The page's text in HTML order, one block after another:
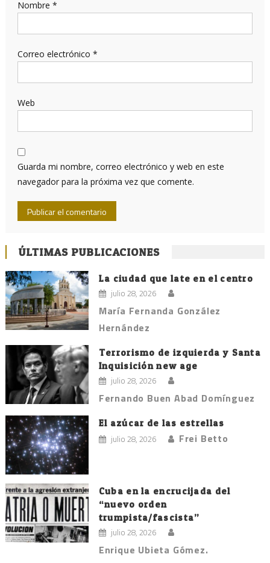
Nombre *
Correo electrónico *
Web
Guarda mi nombre, correo electrónico y web en este
navegador para la próxima vez que comente.
ÚLTIMAS PUBLICACIONES
La ciudad que late en el centro
julio 28, 2026
María Fernanda González
Hernández
Terrorismo de izquierda y Santa
Inquisición new age
julio 28, 2026
Fernando Buen Abad Domínguez
El azúcar de las estrellas
julio 28, 2026 Frei Betto
Cuba en la encrucijada del
“nuevo orden
trumpista/fascista”
julio 28, 2026
Enrique Ubieta Gómez.